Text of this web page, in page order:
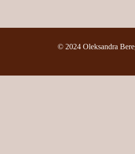
© 2024 Oleksandra